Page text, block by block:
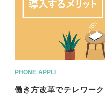
PHONE APPLI
働き方改革でテレワー